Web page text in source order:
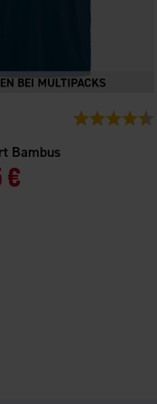
Bambus
€
Bewertung: